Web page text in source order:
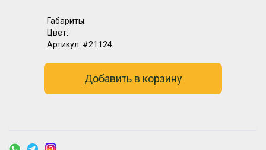
Габариты:
Цвет:
Артикул: #21124
Добавить в корзину